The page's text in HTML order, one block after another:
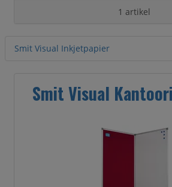
1 artikel
Smit Visual Inkjetpapier
Smit Visual